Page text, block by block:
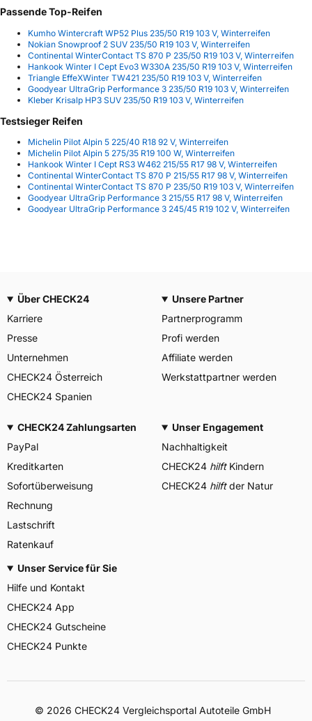
Passende Top-Reifen
Kumho Wintercraft WP52 Plus 235/50 R19 103 V, Winterreifen
Nokian Snowproof 2 SUV 235/50 R19 103 V, Winterreifen
Continental WinterContact TS 870 P 235/50 R19 103 V, Winterreifen
Hankook Winter I Cept Evo3 W330A 235/50 R19 103 V, Winterreifen
Triangle EffeXWinter TW421 235/50 R19 103 V, Winterreifen
Goodyear UltraGrip Performance 3 235/50 R19 103 V, Winterreifen
Kleber Krisalp HP3 SUV 235/50 R19 103 V, Winterreifen
Testsieger Reifen
Michelin Pilot Alpin 5 225/40 R18 92 V, Winterreifen
Michelin Pilot Alpin 5 275/35 R19 100 W, Winterreifen
Hankook Winter I Cept RS3 W462 215/55 R17 98 V, Winterreifen
Continental WinterContact TS 870 P 215/55 R17 98 V, Winterreifen
Continental WinterContact TS 870 P 235/50 R19 103 V, Winterreifen
Goodyear UltraGrip Performance 3 215/55 R17 98 V, Winterreifen
Goodyear UltraGrip Performance 3 245/45 R19 102 V, Winterreifen
Über CHECK24
Karriere
Presse
Unternehmen
CHECK24 Österreich
CHECK24 Spanien
Unsere Partner
Partnerprogramm
Profi werden
Affiliate werden
Werkstattpartner werden
CHECK24 Zahlungsarten
PayPal
Kreditkarten
Sofortüberweisung
Rechnung
Lastschrift
Ratenkauf
Unser Engagement
Nachhaltigkeit
CHECK24 hilftKindern
CHECK24 hilftder Natur
Unser Service für Sie
Hilfe und Kontakt
CHECK24 App
CHECK24 Gutscheine
CHECK24 Punkte
© 2026 CHECK24 Vergleichsportal Autoteile GmbH